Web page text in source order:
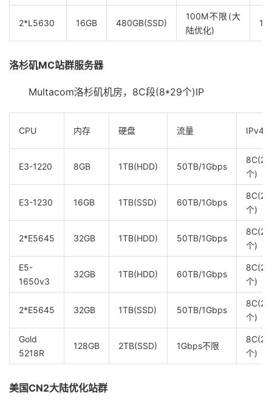
2*L5630 16GB 480GB(SSD)
100M不限(大
陆优化)
洛杉矶MC站群服务器
Multacom洛杉矶机房，8C段(8*29个)IP
CPU 内存 硬盘 流量 IPv4
E3-1220 8GB 1TB(HDD) 50TB/1Gbps
个)
E3-1230 16GB 1TB(SSD) 60TB/1Gbps
个)
2*E5645 32GB 1TB(HDD) 50TB/1Gbps
个)
E5-
1650v3
32GB 1TB(HDD) 60TB/1Gbps
个)
2*E5645 32GB 1TB(SSD) 50TB/1Gbps
个)
Gold
5218R
128GB 2TB(SSD) 1Gbps不限
个)
美国CN2大陆优化站群